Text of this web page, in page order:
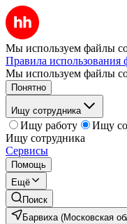
Мы используем файлы
Правила использования
Мы используем файлы
Понятно
Ищу сотрудника
Ищу работу
Ищу
Ищу сотрудника
Сервисы
Помощь
Ещё
Поиск
Барвиха (Московская